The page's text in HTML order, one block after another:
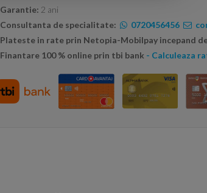
Garantie: 2 ani
Consultanta de specialitate:
0720456456
Plateste in rate prin Netopia-Mobilpay incepand
Finantare 100 % online prin tbi bank - Calculeaza